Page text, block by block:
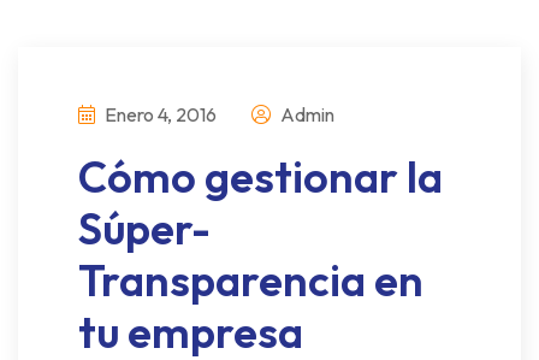
Enero 4, 2016 Admin
Cómo gestionar la
Súper-
Transparencia en
tu empresa